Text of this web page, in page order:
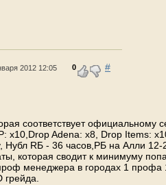
2012 12:05 0 #
соответствует официальному
x10,Drop Adena: x8, Drop Items:
Нубл RБ - 36 часов,РБ на Алли
которая сводит к минимуму
менеджера в городах 1 профа
грейда.